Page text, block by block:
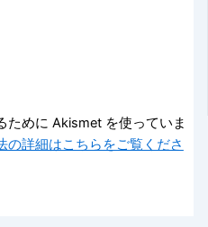
ために Akismet を使っていま
の詳細はこちらをご覧くださ